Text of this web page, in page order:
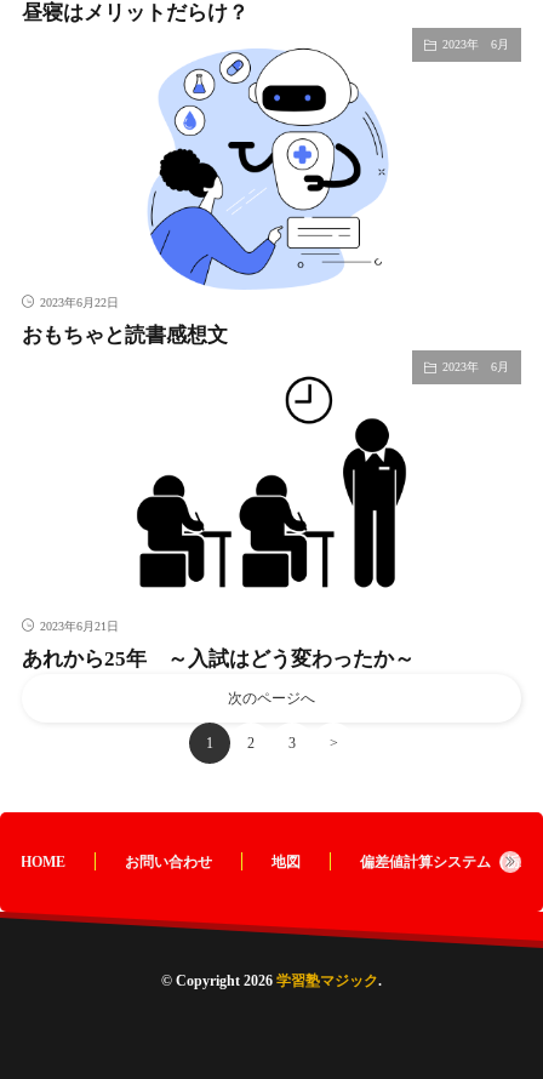
昼寝はメリットだらけ？
2023年 6月
2023年6月22日
おもちゃと読書感想文
2023年 6月
2023年6月21日
あれから25年 ～入試はどう変わったか～
次のページへ
1 2 3 >
HOME お問い合わせ 地図 偏差値計算システム（栃
© Copyright 2026 学習塾マジック.